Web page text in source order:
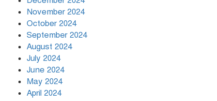
November 2024
October 2024
September 2024
August 2024
July 2024
June 2024
May 2024
April 2024